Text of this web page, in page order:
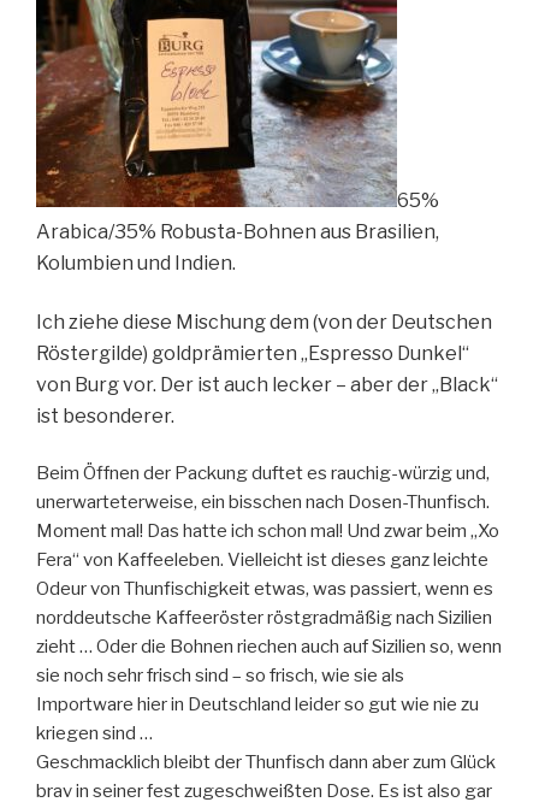
65%
Arabica/35% Robusta-Bohnen aus Brasilien,
Kolumbien und Indien.
Ich ziehe diese Mischung dem (von der Deutschen
Röstergilde) goldprämierten „Espresso Dunkel“
von Burg vor. Der ist auch lecker – aber der „Black“
ist besonderer.
Beim Öffnen der Packung duftet es rauchig-würzig und,
unerwarteterweise, ein bisschen nach Dosen-Thunfisch.
Moment mal! Das hatte ich schon mal! Und zwar beim „Xo
Fera“ von Kaffeeleben. Vielleicht ist dieses ganz leichte
Odeur von Thunfischigkeit etwas, was passiert, wenn es
norddeutsche Kaffeeröster röstgradmäßig nach Sizilien
zieht … Oder die Bohnen riechen auch auf Sizilien so, wenn
sie noch sehr frisch sind – so frisch, wie sie als
Importware hier in Deutschland leider so gut wie nie zu
kriegen sind …
Geschmacklich bleibt der Thunfisch dann aber zum Glück
brav in seiner fest zugeschweißten Dose. Es ist also gar